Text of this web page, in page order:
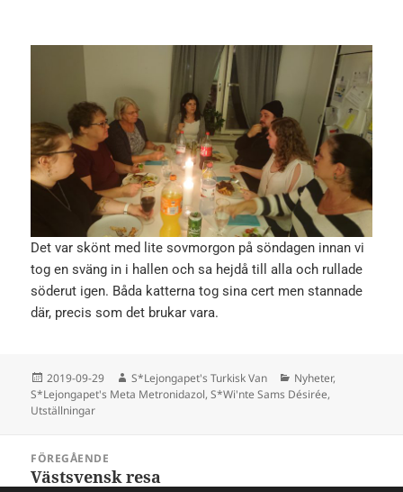
Det var skönt med lite sovmorgon på söndagen innan vi
tog en sväng in i hallen och sa hejdå till alla och rullade
söderut igen. Båda katterna tog sina cert men stannade
där, precis som det brukar vara.
Postat
2019-09-29 Författare
S*Lejongapet's Turkisk Van Kategorier
Nyheter,
S*Lejongapet's Meta Metronidazol,S*Wi'nte Sams Désirée,
Utställningar
FÖREGÅENDE
Föregående
Västsvensk resa